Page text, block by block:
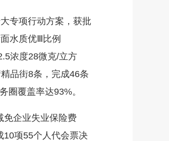
专项行动方案，获批
水质优Ⅲ比例
浓度28微克/立方
品街8条，完成46条
圈覆盖率达93%。
企业失业保险费
10项55个人代会票决